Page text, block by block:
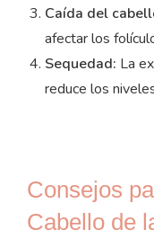
Caída del
afectar los
Sequedad: La
reduce los
Consejos
Cabello de